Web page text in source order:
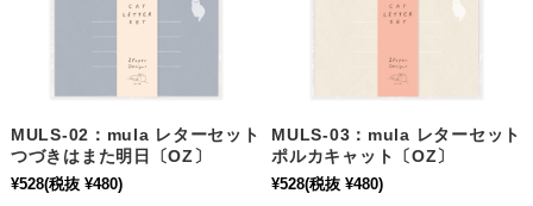
MULS-02：mula レターセット
つづきはまた明日〔OZ〕
¥528(税抜 ¥480)
MULS-03：mula レターセット
ポルカキャット〔OZ〕
¥528(税抜 ¥480)